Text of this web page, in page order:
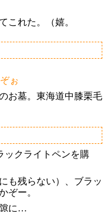
これた。（嬉。
ぉ
お墓。東海道中膝栗毛
ックライトペンを購
も残らない）、ブラッ
ぞー。
に…